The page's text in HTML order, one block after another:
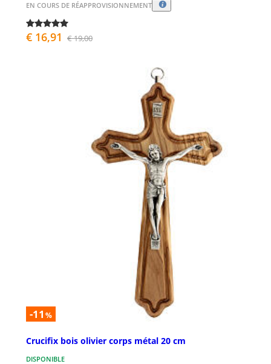
EN COURS DE RÉAPPROVISIONNEMENT
€ 16,91 € 19,00
-11 %
Crucifix bois olivier corps métal 20 cm
DISPONIBLE